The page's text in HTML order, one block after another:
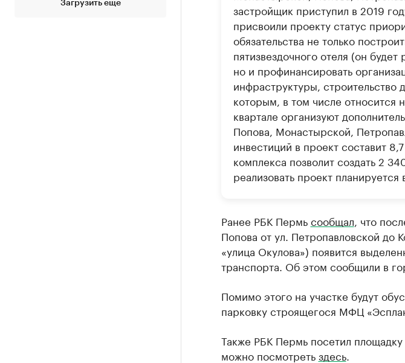
Загрузить еще
застройщик приступил в 2019
присвоили проекту статус
обязательства не только
пятизвездочного отеля (он
но и профинансировать
инфраструктуры, строительство
которым, в том числе относится
квартале организуют
Попова, Монастырской,
инвестиций в проект составит
комплекса позволит создать 2
реализовать проект планируется
Ранее РБК Пермьсообщал , что
Попова от ул. Петропавловской до
«улица Окулова») появится
транспорта. Об этом сообщили в
Помимо этого на участке будут
парковку строящегося МФЦ
Также РБК Пермь посетил
можно посмотретьздесь.